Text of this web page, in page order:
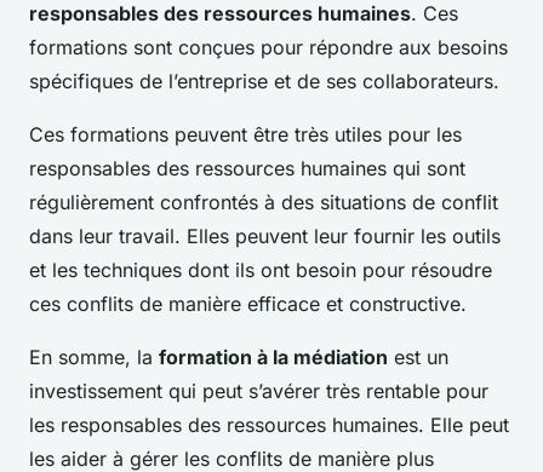
responsables des ressources humaines. Ces
formations sont conçues pour répondre aux besoins
spécifiques de l’entreprise et de ses collaborateurs.
Ces formations peuvent être très utiles pour les
responsables des ressources humaines qui sont
régulièrement confrontés à des situations de conflit
dans leur travail. Elles peuvent leur fournir les outils
et les techniques dont ils ont besoin pour résoudre
ces conflits de manière efficace et constructive.
En somme, la formation à la médiation est un
investissement qui peut s’avérer très rentable pour
les responsables des ressources humaines. Elle peut
les aider à gérer les conflits de manière plus